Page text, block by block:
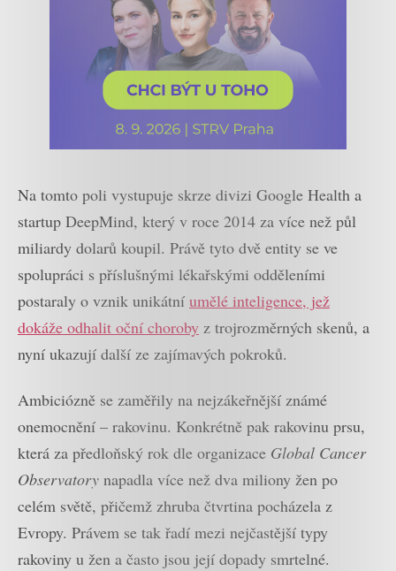
Na tomto poli vystupuje skrze divizi Google Health a
startup DeepMind, který v roce 2014 za více než půl
miliardy dolarů koupil. Právě tyto dvě entity se ve
spolupráci s příslušnými lékařskými odděleními
postaraly o vznik unikátní umělé inteligence, jež
dokáže odhalit oční choroby z trojrozměrných skenů, a
nyní ukazují další ze zajímavých pokroků.
Ambiciózně se zaměřily na nejzákeřnější známé
onemocnění – rakovinu. Konkrétně pak rakovinu prsu,
která za předloňský rok dle organizace Global Cancer
Observatory napadla více než dva miliony žen po
celém světě, přičemž zhruba čtvrtina pocházela z
Evropy. Právem se tak řadí mezi nejčastější typy
rakoviny u žen a často jsou její dopady smrtelné.